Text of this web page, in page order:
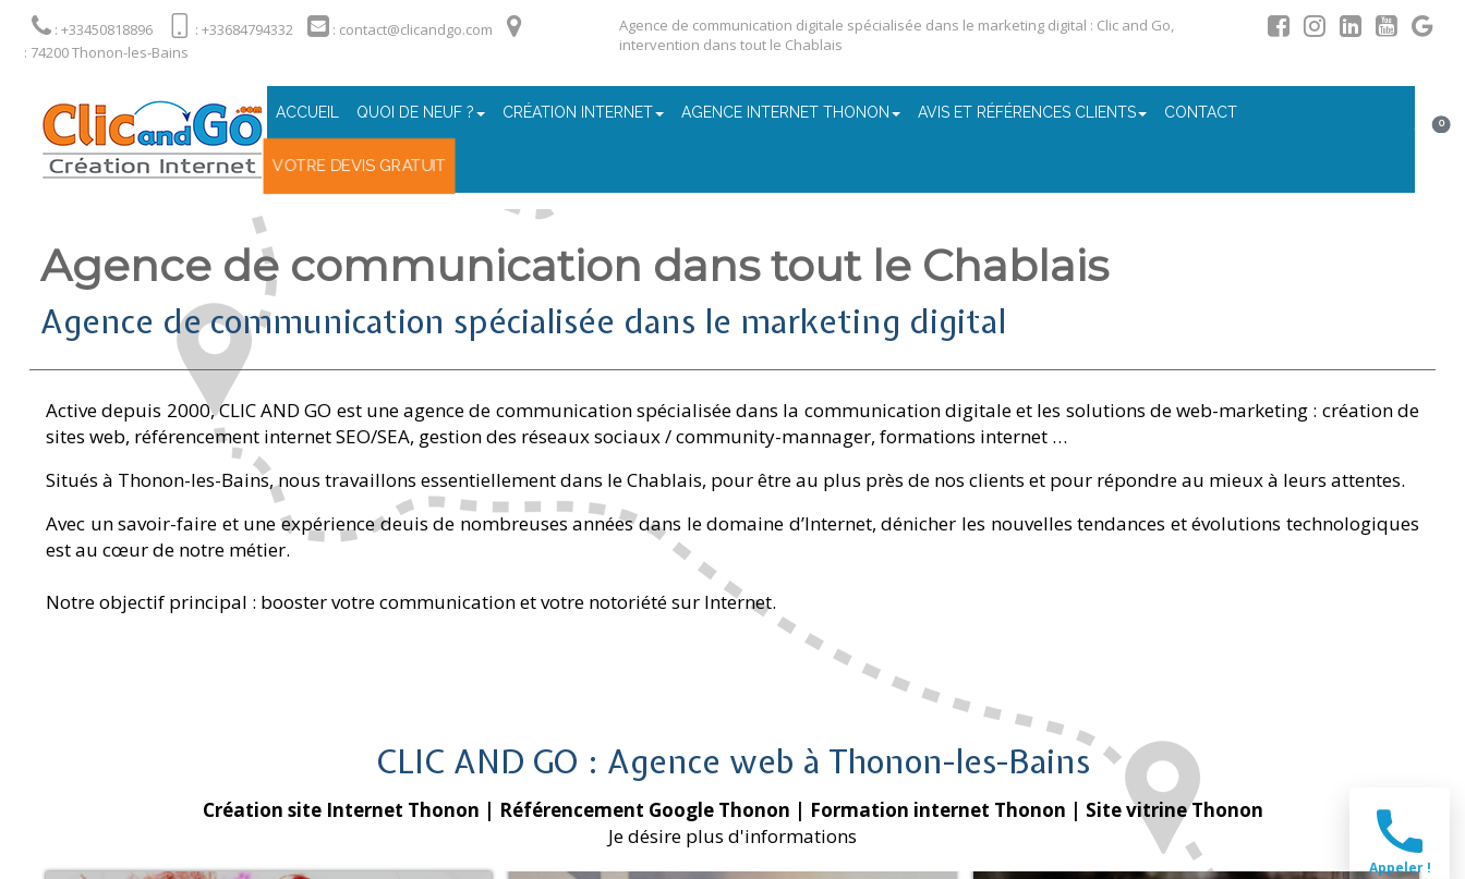
: +33450818896 : +33684794332
: contact@clicandgo.com
: 74200 Thonon-les-Bains
Agence de communication digitale spécialisée dans le marketing digital : Clic and Go,
intervention dans tout le Chablais
ACCUEIL QUOI DE NEUF ? CRÉATION INTERNET AGENCE INTERNET THONON AVIS ET RÉFÉRENCES CLIENTS CONTACT
VOTRE DEVIS GRATUIT
0
Agence de communication dans tout le Chablais
Agence de communication spécialisée dans le marketing digital
Active depuis 2000, CLIC AND GO est une agence de communication spécialisée dans la communication digitale et les solutions de web-marketing : création de
sites web, référencement internet SEO/SEA, gestion des réseaux sociaux / community-mannager, formations internet …
Situés à Thonon-les-Bains, nous travaillons essentiellement dans le Chablais, pour être au plus près de nos clients et pour répondre au mieux à leurs attentes.
Avec un savoir-faire et une expérience deuis de nombreuses années dans le domaine d’Internet, dénicher les nouvelles tendances et évolutions technologiques
est au cœur de notre métier.
Notre objectif principal : booster votre communication et votre notoriété sur Internet.
CLIC AND GO : Agence web à Thonon-les-Bains
Création site Internet Thonon | Référencement Google Thonon | Formation internet Thonon | Site vitrine Thonon
Je désire plus d'informations
Appeler !